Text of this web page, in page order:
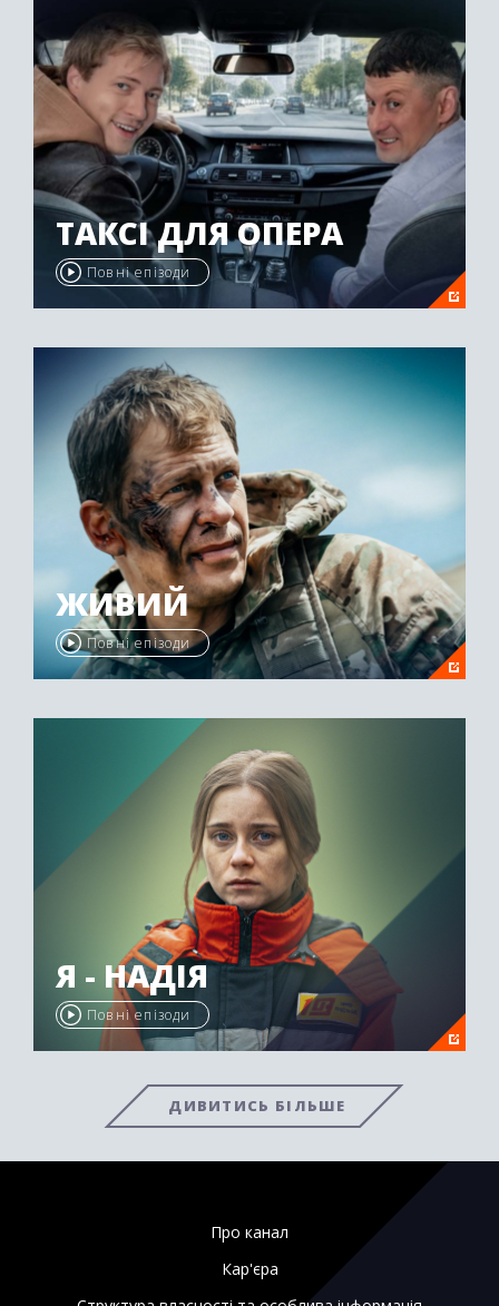
ТАКСІ ДЛЯ ОПЕРА
Повні епізоди
ЖИВИЙ
Повні епізоди
Я - НАДІЯ
Повні епізоди
ДИВИТИСЬ БІЛЬШЕ
Про канал
Кар'єра